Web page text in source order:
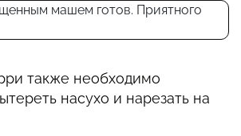
также необходимо
насухо и нарезать на